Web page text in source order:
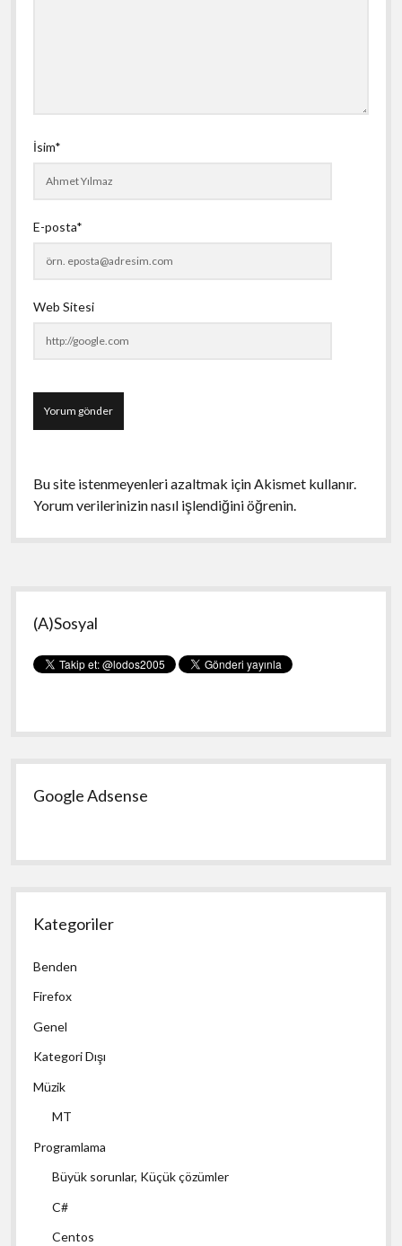
İsim*
E-posta*
Web Sitesi
Bu site istenmeyenleri azaltmak için Akismet kullanır.
Yorum verilerinizin nasıl işlendiğini öğrenin.
Yan
Menü
(A)Sosyal
Google Adsense
Kategoriler
Benden
Firefox
Genel
Kategori Dışı
Müzik
MT
Programlama
Büyük sorunlar, Küçük çözümler
C#
Centos